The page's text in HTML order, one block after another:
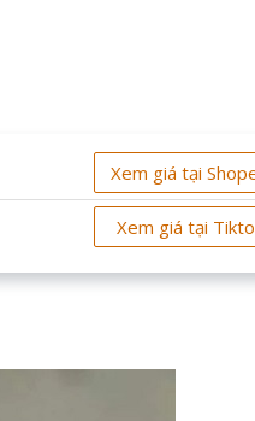
Xem giá tại
Xem giá tại